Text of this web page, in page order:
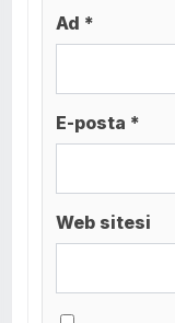
Ad *
E-posta *
Web sitesi